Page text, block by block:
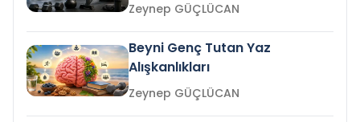
Zeynep GÜÇLÜCAN
Beyni Genç Tutan Yaz
Alışkanlıkları
Zeynep GÜÇLÜCAN